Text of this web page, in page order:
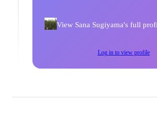
View Sana Sugiyama's full
Log in to view profile